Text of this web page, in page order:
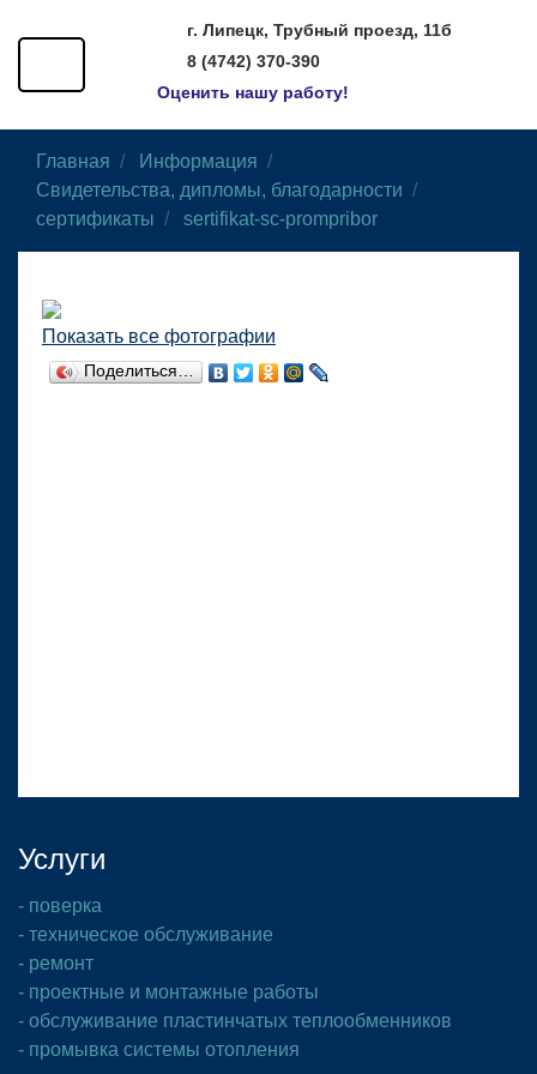
г. Липецк, Трубный проезд, 11б
8 (4742) 370-390
Оценить нашу работу!
Главная
Информация
Свидетельства, дипломы, благодарности
сертификаты
sertifikat-sc-prompribor
Показать все фотографии
Поделиться…
Услуги
- поверка
- техническое обслуживание
- ремонт
- проектные и монтажные работы
- обслуживание пластинчатых теплообменников
- промывка системы отопления